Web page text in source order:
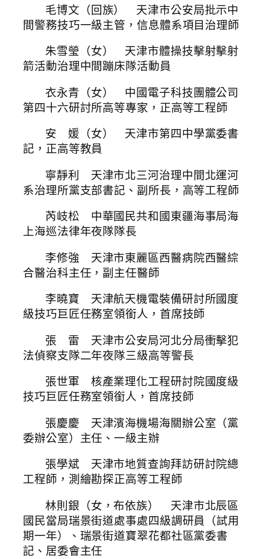
毛博文（回族） 天津市公安局批示中
間警務技巧一級主管，信息體系項目治理師
朱雪瑩（女） 天津市體操技擊射擊射
箭活動治理中間蹦床隊活動員
衣永青（女） 中國電子科技團體公司
第四十六研討所高等專家，正高等工程師
安 媛（女） 天津市第四中學黨委書
記，正高等教員
寧靜利 天津市北三河治理中間北運河
系治理所黨支部書記、副所長，高等工程師
芮岐松 中華國民共和國東疆海事局海
上海巡法律年夜隊隊長
李修強 天津市東麗區西醫病院西醫綜
合醫治科主任，副主任醫師
李曉寶 天津航天機電裝備研討所國度
級技巧巨匠任務室領銜人，首席技師
張 雷 天津市公安局河北分局衝擊犯
法偵察支隊二年夜隊三級高等警長
張世軍 核產業理化工程研討院國度級
技巧巨匠任務室領銜人，首席技師
張慶慶 天津濱海機場海關辦公室（黨
委辦公室）主任、一級主辦
張學斌 天津市地質查詢拜訪研討院總
工程師，測繪勘探正高等工程師
林則銀（女，布依族） 天津市北辰區
國民當局瑞景街道處事處四級調研員（試用
期一年）、瑞景街道寶翠花都社區黨委書
記、居委會主任